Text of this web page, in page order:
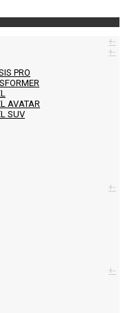
+-
+-
PRO
AVATAR
SUV
+-
+-